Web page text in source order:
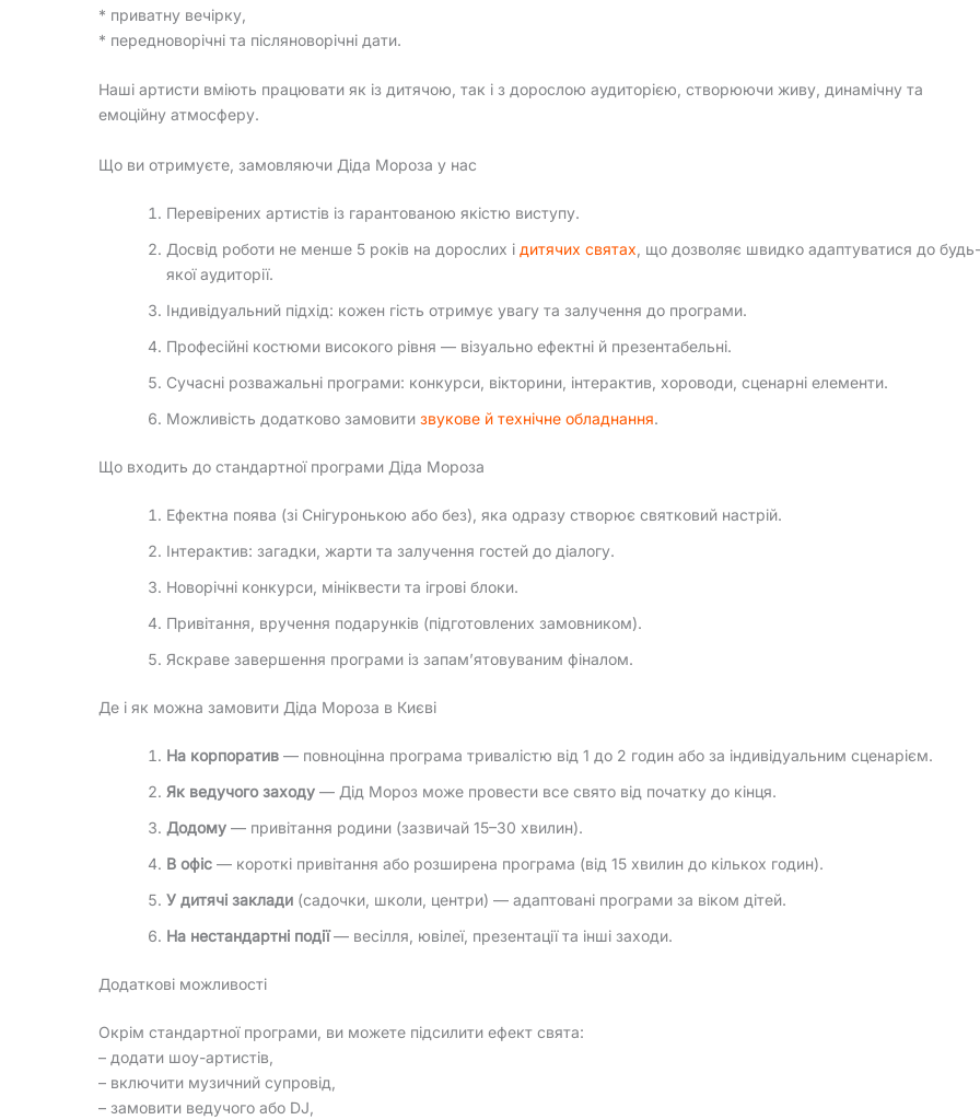
* приватну вечірку,
* передноворічні та післяноворічні дати.
Наші артисти вміють працювати як із дитячою, так і з дорослою аудиторією, створюючи живу, динамічну та
емоційну атмосферу.
Що ви отримуєте, замовляючи Діда Мороза у нас
Перевірених артистів із гарантованою якістю виступу.
Досвід роботи не менше 5 років на дорослих і дитячих святах , що дозволяє швидко адаптуватися до будь-
якої аудиторії.
Індивідуальний підхід: кожен гість отримує увагу та залучення до програми.
Професійні костюми високого рівня — візуально ефектні й презентабельні.
Сучасні розважальні програми: конкурси, вікторини, інтерактив, хороводи, сценарні елементи.
Можливість додатково замовити звукове й технічне обладнання.
Що входить до стандартної програми Діда Мороза
Ефектна поява (зі Снігуронькою або без), яка одразу створює святковий настрій.
Інтерактив: загадки, жарти та залучення гостей до діалогу.
Новорічні конкурси, мініквести та ігрові блоки.
Привітання, вручення подарунків (підготовлених замовником).
Яскраве завершення програми із запам’ятовуваним фіналом.
Де і як можна замовити Діда Мороза в Києві
На корпоратив — повноцінна програма тривалістю від 1 до 2 годин або за індивідуальним сценарієм.
Як ведучого заходу — Дід Мороз може провести все свято від початку до кінця.
Додому — привітання родини (зазвичай 15–30 хвилин).
В офіс — короткі привітання або розширена програма (від 15 хвилин до кількох годин).
У дитячі заклади (садочки, школи, центри) — адаптовані програми за віком дітей.
На нестандартні події— весілля, ювілеї, презентації та інші заходи.
Додаткові можливості
Окрім стандартної програми, ви можете підсилити ефект свята:
– додати шоу-артистів,
– включити музичний супровід,
– замовити ведучого або DJ,